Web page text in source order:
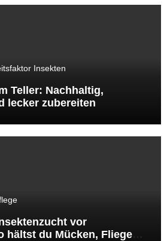
Insekten
Teller: Nachhaltig,
lecker zubereiten
vor
hältst du Mücken, Fliegen